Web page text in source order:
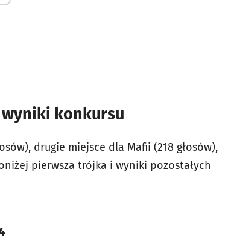
wyniki konkursu
drugie miejsce dla Mafii (218 głosów),
pierwsza trójka i wyniki pozostałych